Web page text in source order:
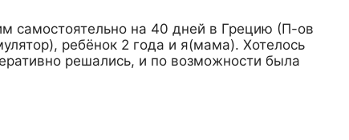
самостоятельно на 40 дней в Грецию (П-ов
ребёнок 2 года и я(мама). Хотелось
решались, и по возможности была